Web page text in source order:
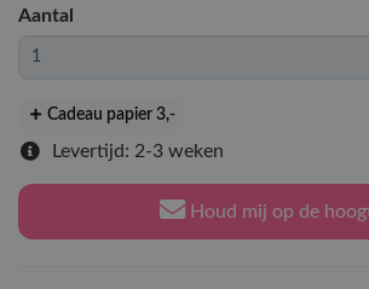
Aantal
Cadeau papier 3,-
Levertijd: 2-3 weken
Houd mij op de